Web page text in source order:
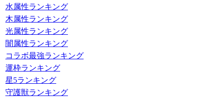
水属性ランキング
木属性ランキング
光属性ランキング
闇属性ランキング
コラボ最強ランキング
運枠ランキング
星5ランキング
守護獣ランキング